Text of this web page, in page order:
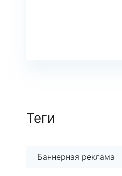
Теги
Баннерная реклама